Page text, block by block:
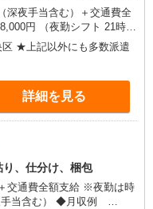
深夜手当含む）＋交通費全
） 時給1,750円×8h×22日勤
区 ★上記以外にも多数派遣
詳細を見る
、仕分け、梱包
交通費全額支給 ※夜勤は時
む） ◆月収例